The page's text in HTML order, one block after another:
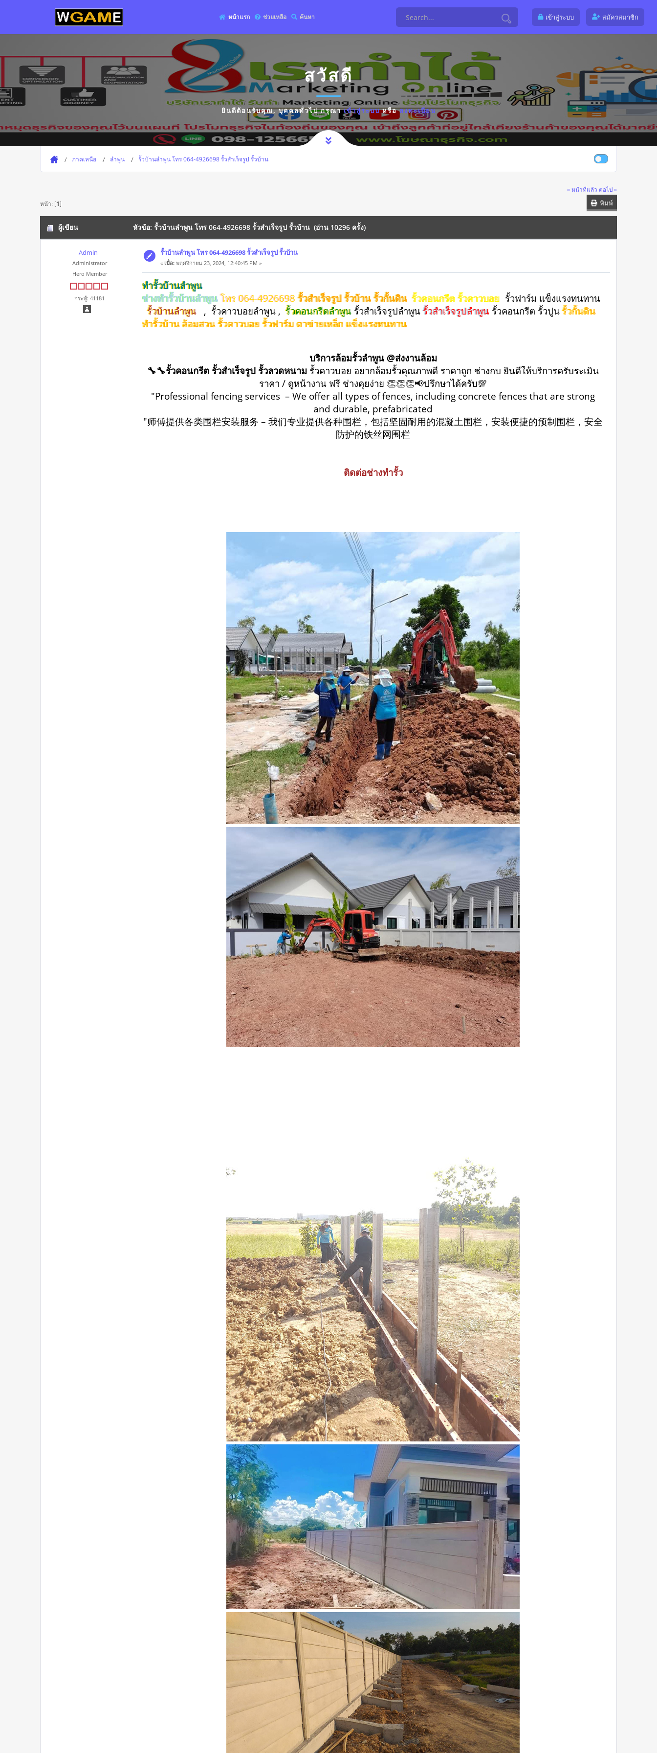
หน้าแรก ช่วยเหลือ ค้นหา เข้าสู่ระบบ สมัครสมาชิก
สวัสดี
ยินดีต้อนรับคุณ,บุคคลทั่วไปกรุณาเข้าสู่ระบบหรือลงทะเบียน
ภาคเหนือ ลำพูน รั้วบ้านลำพูน โทร 064-4926698 รั้วสำเร็จรูป รั้วบ้าน
« หน้าที่แล้ว ต่อไป »
พิมพ์
หน้า: [1]
ผู้เขียน หัวข้อ: รั้วบ้านลำพูน โทร 064-4926698 รั้วสำเร็จรูป รั้วบ้าน (อ่าน 10296 ครั้ง)
Admin
Administrator
Hero Member
กระทู้: 41181
รั้วบ้านลำพูน โทร 064-4926698 รั้วสำเร็จรูป รั้วบ้าน
« เมื่อ:พฤศจิกายน 23, 2024, 12:40:45 PM »
ทำรั้วบ้านลำพูน
ช่างทำรั้วบ้านลำพูนโทร 064-4926698 รั้วสำเร็จรูป รั้วบ้าน รั้วกั้นดิน รั้วคอนกรีต รั้วคาวบอย รั้วฟาร์ม แข็งแรงทนทาน
รั้วบ้านลำพูน
, รั้วคาวบอยลำพูน , รั้วคอนกรีตลำพูน รั้วสําเร็จรูปลำพูนรั้วสำเร็จรูปลำพูน รั้วคอนกรีต รั้วปูน รั้วกั้นดิน
ทำรั้วบ้าน ล้อมสวน รั้วคาวบอย รั้วฟาร์ม ตาข่ายเหล็ก แข็งแรงทนทาน
บริการล้อมรั้วลำพูน @ส่งงานล้อม
🔧🔧รั้วคอนกรีต รั้วสำเร็จรูป รั้วลวดหนาม รั้วคาวบอย อยากล้อมรั้วคุณภาพดี ราคาถูก ช่างกบ ยินดีให้บริการครับระเมิน
ราคา / ดูหน้างาน ฟรี ช่างคุยง่าย 👏👏👏📢ปรึกษาได้ครับ💯
"Professional fencing services – We offer all types of fences, including concrete fences that are strong
and durable, prefabricated
"师傅提供各类围栏安装服务 – 我们专业提供各种围栏，包括坚固耐用的混凝土围栏，安装便捷的预制围栏，安全
防护的铁丝网围栏
ติดต่อช่างทำรั้ว